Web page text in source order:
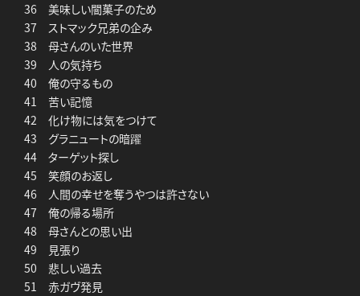
36 美味しい闇菓子のため
37 ストマック兄弟の企み
38 母さんのいた世界
39 人の気持ち
40 俺の守るもの
41 苦い記憶
42 化け物には気をつけて
43 グラニュートの暗躍
44 ターゲット探し
45 笑顔のお返し
46 人間の幸せを奪うやつは許さない
47 俺の帰る場所
48 母さんとの思い出
49 見張り
50 悲しい過去
51 赤ガヴ発見